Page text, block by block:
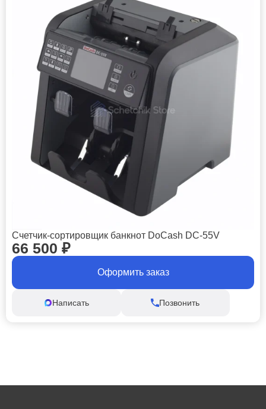
Счетчик-сортировщик банкнот DoCash DC-55V
66 500 ₽
Оформить заказ
Написать Позвонить